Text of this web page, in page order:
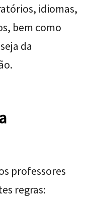
idiomas,
bem como
da
professores
regras: